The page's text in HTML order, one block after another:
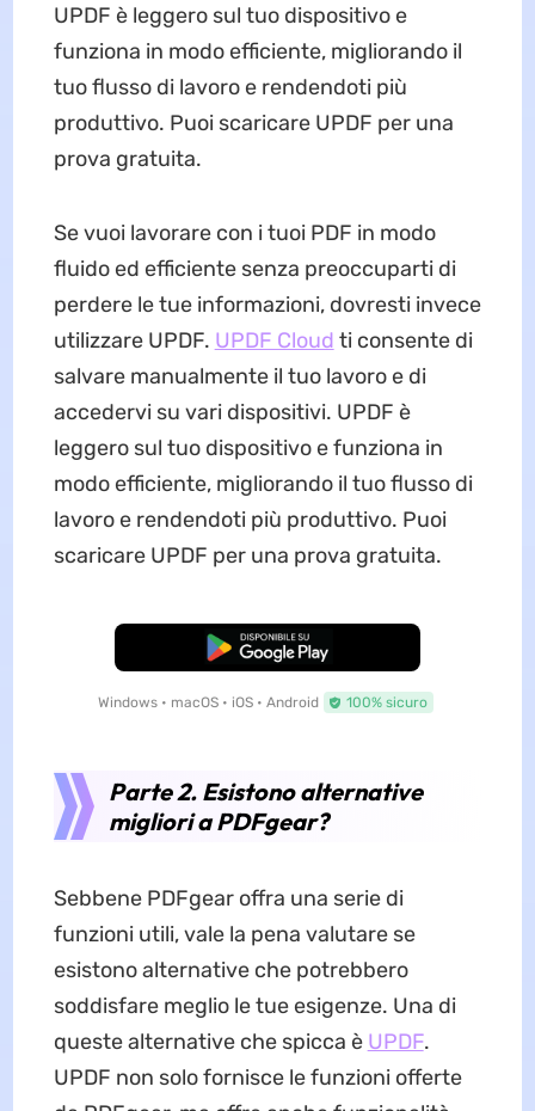
UPDF è leggero sul tuo dispositivo e
funziona in modo efficiente, migliorando il
tuo flusso di lavoro e rendendoti più
produttivo. Puoi scaricare UPDF per una
prova gratuita.
Se vuoi lavorare con i tuoi PDF in modo
fluido ed efficiente senza preoccuparti di
perdere le tue informazioni, dovresti invece
utilizzare UPDF. UPDF Cloud ti consente di
salvare manualmente il tuo lavoro e di
accedervi su vari dispositivi. UPDF è
leggero sul tuo dispositivo e funziona in
modo efficiente, migliorando il tuo flusso di
lavoro e rendendoti più produttivo. Puoi
scaricare UPDF per una prova gratuita.
Download Gratis
Windows • macOS • iOS • Android 100% sicuro
Parte 2. Esistono alternative
migliori a PDFgear?
Sebbene PDFgear offra una serie di
funzioni utili, vale la pena valutare se
esistono alternative che potrebbero
soddisfare meglio le tue esigenze. Una di
queste alternative che spicca è UPDF.
UPDF non solo fornisce le funzioni offerte